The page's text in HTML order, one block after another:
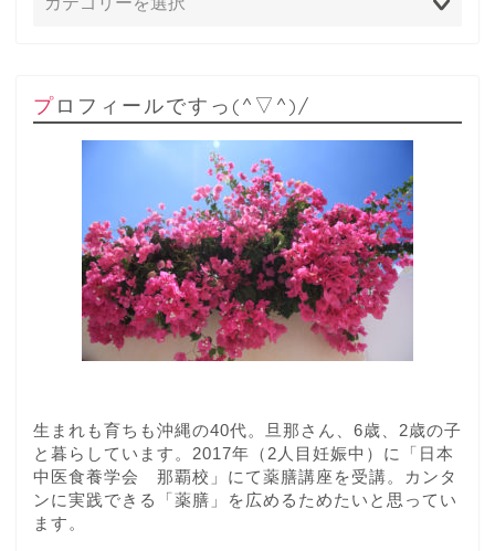
プロフィールですっ(^▽^)/
生まれも育ちも沖縄の40代。旦那さん、6歳、2歳の子
と暮らしています。2017年（2人目妊娠中）に「日本
中医食養学会 那覇校」にて薬膳講座を受講。カンタ
ンに実践できる「薬膳」を広めるためたいと思ってい
ます。